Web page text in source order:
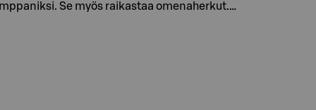
Se myös raikastaa omenaherkut.…